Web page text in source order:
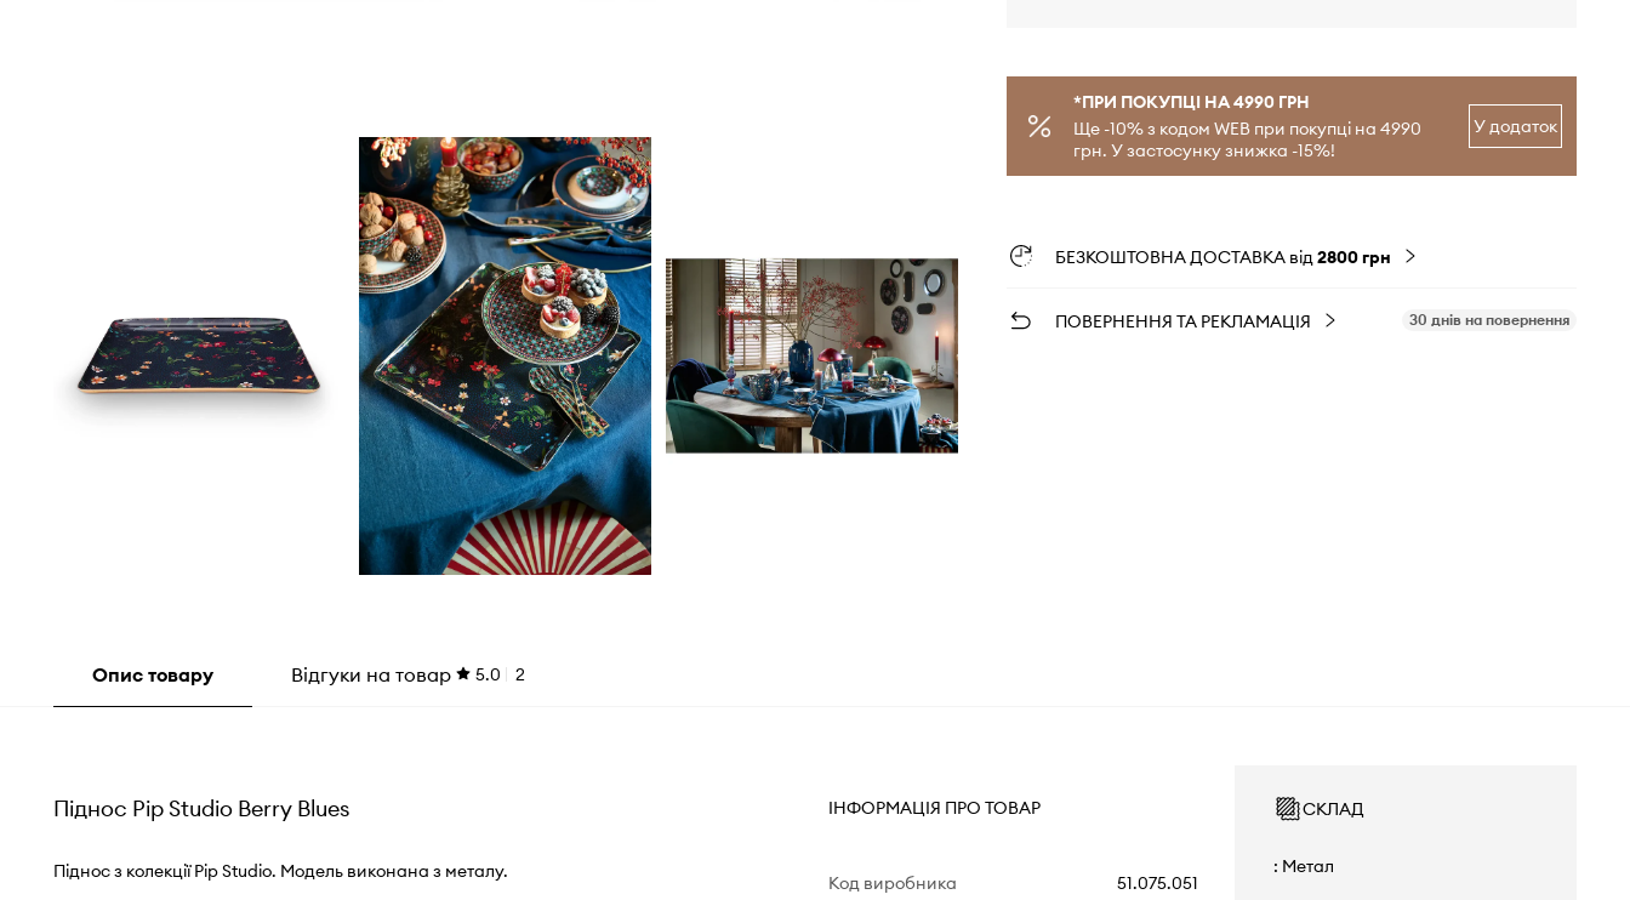
*ПРИ ПОКУПЦІ НА 4990 ГРН
Ще -10% з кодом WEB при покупці на 4990
грн. У застосунку знижка -15%!
У додаток
БЕЗКОШТОВНА ДОСТАВКА від2800 грн
ПОВЕРНЕННЯ ТА РЕКЛАМАЦІЯ 30 днів на повернення
Опис товару Відгуки на товар 5.0 2
Піднос Pip Studio Berry Blues
Піднос з колекції Pip Studio. Модель виконана з металу.
ІНФОРМАЦІЯ ПРО ТОВАР
Код виробника 51.075.051
СКЛАД
: Метал